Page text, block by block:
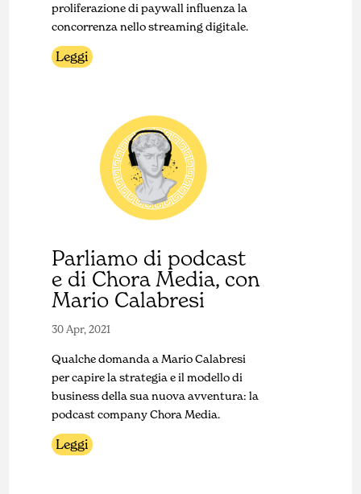
proliferazione di paywall influenza la
concorrenza nello streaming digitale.
Leggi
Parliamo di podcast
e di Chora Media, con
Mario Calabresi
30 Apr, 2021
Qualche domanda a Mario Calabresi
per capire la strategia e il modello di
business della sua nuova avventura: la
podcast company Chora Media.
Leggi